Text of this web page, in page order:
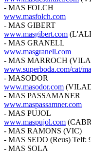
- MAS FOLCH
www.masfolch.com
- MAS GIBERT
www.masgibert.com
- MAS GRANELL
www.masgranell.com
- MAS MARROCH
www.superboda.com/cat/
- MASODOR
www.masodor.com
- MAS PASSAMANER
www.maspassamner.com
- MAS PUJOL
www.maspujol.com
- MAS RAMONS (VIC)
- MAS SEDO (Reus) Telf:
- MAS SOLA